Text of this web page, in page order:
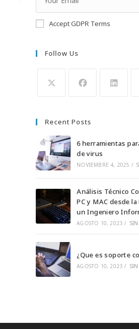
Accept GDPR Terms
Follow Us
en
una
nueva
pestaña
una
nueva
pestaña
una
nueva
pestaña
Recent Posts
6 herramientas
de virus
NOVIEMBRE 4, 2025 /
Análisis Técnico
PC y MAC desde
un Ingeniero
AGOSTO 10, 2023 /
¿Que es soporte
AGOSTO 10, 2023 /